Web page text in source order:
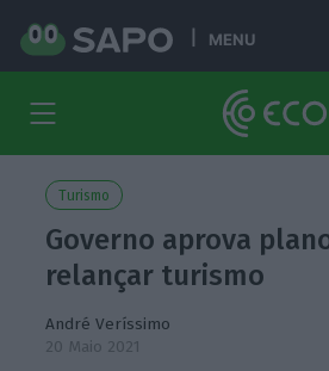
MENU
Turismo
Governo aprova
relançar turismo
André Veríssimo
20 Maio 2021